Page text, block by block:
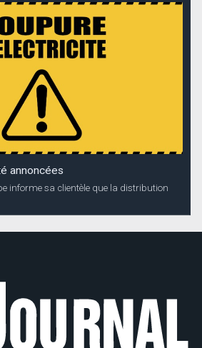
annoncées
informe sa clientèle que la distribution